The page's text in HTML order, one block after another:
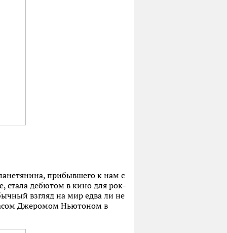
прибывшего к нам с
стала дебютом в кино для рок-
взгляд на мир едва ли не
Джеромом Ньютоном в